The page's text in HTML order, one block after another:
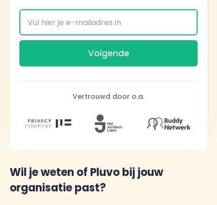
Vertrouwd door o.a.
Wil je weten of Pluvo bij jouw
organisatie past?